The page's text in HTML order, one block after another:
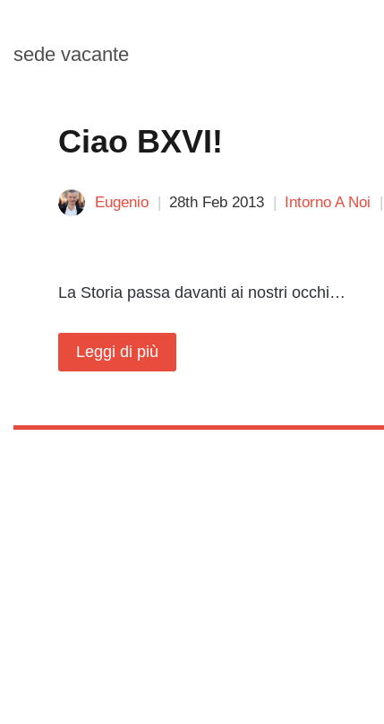
sede vacante
Ciao BXVI!
Eugenio 28th Feb 2013 Intorno A Noi
La Storia passa davanti ai nostri occhi…
Leggi di più